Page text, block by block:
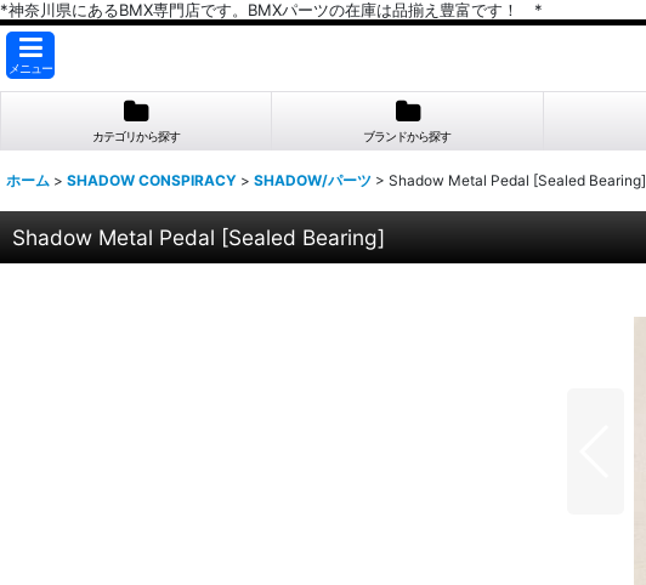
*神奈川県にあるBMX専門店です。BMXパーツの在庫は品揃え豊富です！ *
メニュー
カテゴリから探す ブランドから探す
ホーム > SHADOW CONSPIRACY > SHADOW/パーツ > Shadow Metal Pedal [Sealed Bearing]
Shadow Metal Pedal [Sealed Bearing]